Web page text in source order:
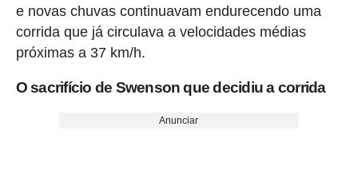
e novas chuvas continuavam endurecendo uma
corrida que já circulava a velocidades médias
próximas a 37 km/h.
O sacrifício de Swenson que decidiu a corrida
Anunciar